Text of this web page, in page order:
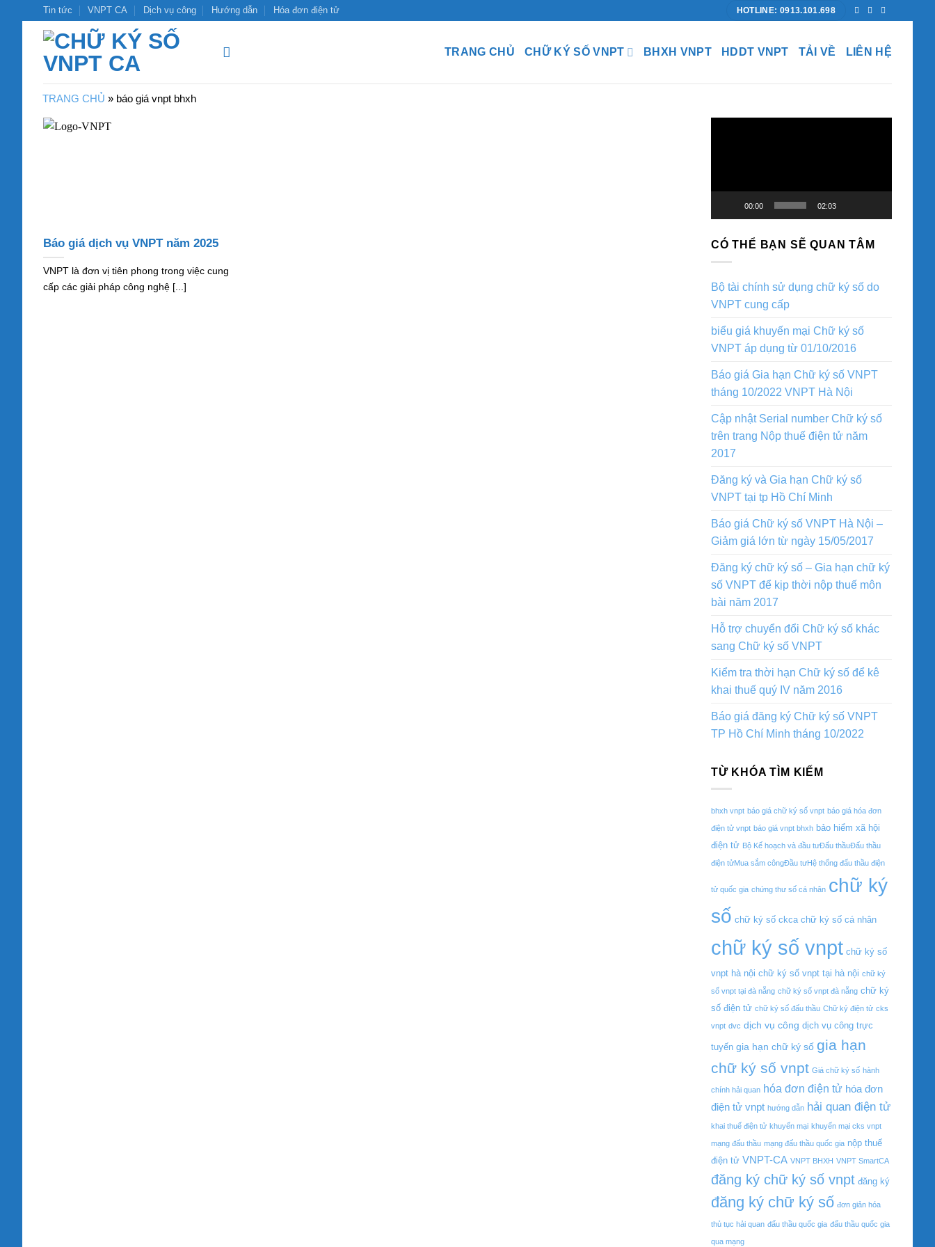
dung
Tin tức VNPT CA Dịch vụ công Hướng dẫn Hóa đơn điện tử HOTLINE: 0913.101.698
TRANG CHỦ CHỮ KÝ SỐ VNPT BHXH VNPT HDDT VNPT TẢI VỀ LIÊN HỆ
TRANG CHỦ » báo giá vnpt bhxh
Báo giá dịch vụ VNPT năm 2025
VNPT là đơn vị tiên phong trong việc cung
cấp các giải pháp công nghệ [...]
00:00 02:03
CÓ THỂ BẠN SẼ QUAN TÂM
Bộ tài chính sử dụng chữ ký số do
VNPT cung cấp
biểu giá khuyến mại Chữ ký số
VNPT áp dụng từ 01/10/2016
Báo giá Gia hạn Chữ ký số VNPT
tháng 10/2022 VNPT Hà Nội
Cập nhật Serial number Chữ ký số
trên trang Nộp thuế điện tử năm
2017
Đăng ký và Gia hạn Chữ ký số
VNPT tại tp Hồ Chí Minh
Báo giá Chữ ký số VNPT Hà Nội –
Giảm giá lớn từ ngày 15/05/2017
Đăng ký chữ ký số – Gia hạn chữ ký
số VNPT để kịp thời nộp thuế môn
bài năm 2017
Hỗ trợ chuyển đổi Chữ ký số khác
sang Chữ ký số VNPT
Kiểm tra thời hạn Chữ ký số để kê
khai thuế quý IV năm 2016
Báo giá đăng ký Chữ ký số VNPT
TP Hồ Chí Minh tháng 10/2022
TỪ KHÓA TÌM KIẾM
bhxh vnpt báo giá chữ ký số vnpt báo giá hóa đơn
điện tử vnpt báo giá vnpt bhxh bảo hiểm xã hội
điện tử Bộ Kế hoạch và đầu tưĐấu thầuĐấu thầu
điện tửMua sắm côngĐầu tưHệ thống đấu thầu điện
tử quốc gia chứng thư số cá nhân chữ ký
số chữ ký số ckca chữ ký số cá nhân
chữ ký số vnpt chữ ký số
vnpt hà nội chữ ký số vnpt tại hà nội chữ ký
số vnpt tại đà nẵng chữ ký số vnpt đà nẵng chữ ký
số điện tử chữ ký số đấu thầu Chữ ký điện tử cks
vnpt dvc dịch vụ công dịch vụ công trực
tuyến gia hạn chữ ký số gia hạn
chữ ký số vnpt Giá chữ ký số hành
chính hải quan hóa đơn điện tử hóa đơn
điện tử vnpt hướng dẫn hải quan điện tử
khai thuế điện tử khuyến mại khuyến mại cks vnpt
mạng đấu thầu mạng đấu thầu quốc gia nộp thuế
điện tử VNPT-CA VNPT BHXH VNPT SmartCA
đăng ký chữ ký số vnpt đăng ký
đăng ký chữ ký số đơn giản hóa
thủ tục hải quan đấu thầu quốc gia đấu thầu quốc gia
qua mạng